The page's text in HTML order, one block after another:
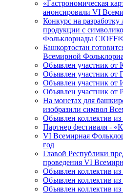
«Гастрономическая
анонсировали VI
Конкурс на
продукции с
Фольклориады
Башкортостан
Всемирной
Объявлен участник от
Объявлен участник от
Объявлен участник от
Объявлен участник от
На монетах для
изобразили символ
Объявлен коллектив
Партнер фестиваля -
VI Всемирная
год
Главой Республики
проведения VI
Объявлен коллектив
Объявлен коллектив из
Объявлен коллектив